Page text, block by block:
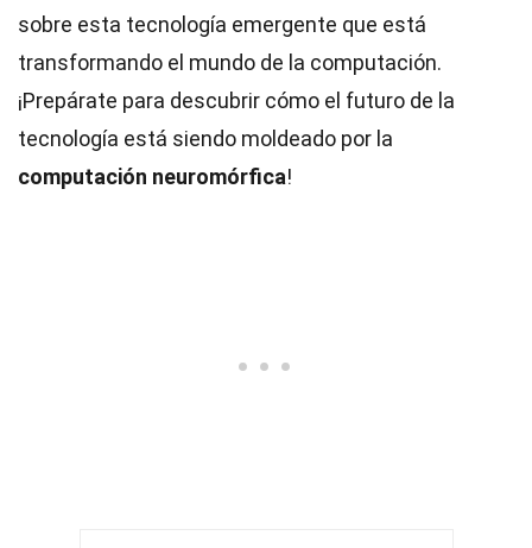
sobre esta tecnología emergente que está
transformando el mundo de la computación.
¡Prepárate para descubrir cómo el futuro de la
tecnología está siendo moldeado por la
computación neuromórfica!